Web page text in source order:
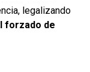
legalizando
forzado de